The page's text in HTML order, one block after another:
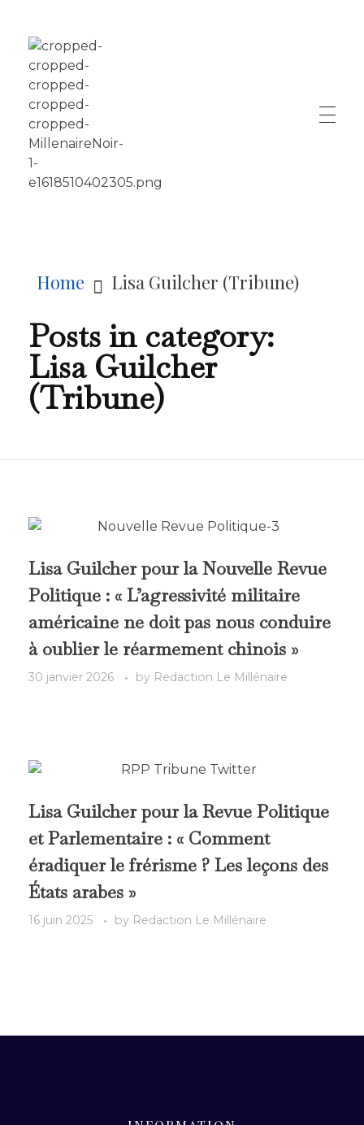
Home Lisa Guilcher (Tribune)
Posts in category:
Lisa Guilcher
(Tribune)
Lisa Guilcher pour la Nouvelle Revue
Politique : « L’agressivité militaire
américaine ne doit pas nous conduire
à oublier le réarmement chinois »
30 janvier 2026 by Redaction Le Millénaire
Lisa Guilcher pour la Revue Politique
et Parlementaire : « Comment
éradiquer le frérisme ? Les leçons des
États arabes »
16 juin 2025 by Redaction Le Millénaire